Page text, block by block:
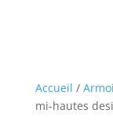
Accueil /
mi-hautes